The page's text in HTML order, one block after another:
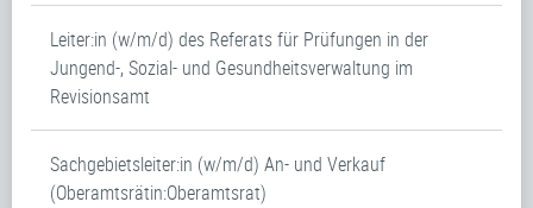
Leiter:in (w/m/d) des Referats für Prüfungen in der
Jungend-, Sozial- und Gesundheitsverwaltung im
Revisionsamt
Sachgebietsleiter:in (w/m/d) An- und Verkauf
(Oberamtsrätin:Oberamtsrat)